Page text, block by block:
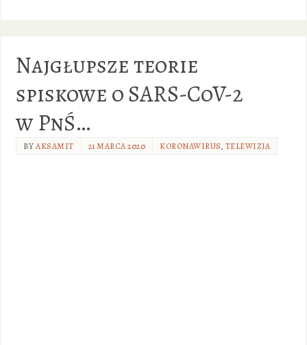
Najgłupsze teorie
spiskowe o SARS-CoV-2
w PnŚ…
BYAKSAMIT 21 MARCA 2020 KORONAWIRUS, TELEWIZJA